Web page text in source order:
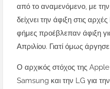
από το αναμενόμενο, με
δείχνει την άφιξη στις
φήμες προέβλεπαν άφιξη
Απριλίου. Γιατί όμως
Ο αρχικός στόχος της
Samsung και την LG για